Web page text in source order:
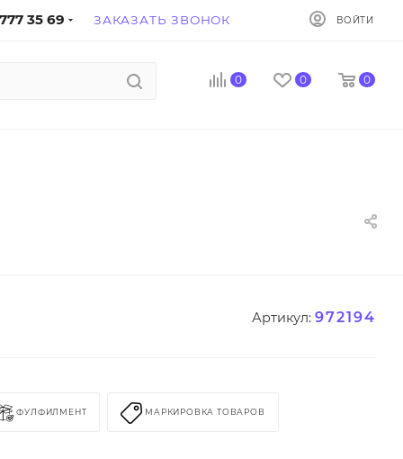
35 69 ЗАКАЗАТЬ ЗВОНОК ВОЙТИ
0 0 0
Артикул: 972194
ФУЛФИЛМЕНТ МАРКИРОВКА ТОВАРОВ